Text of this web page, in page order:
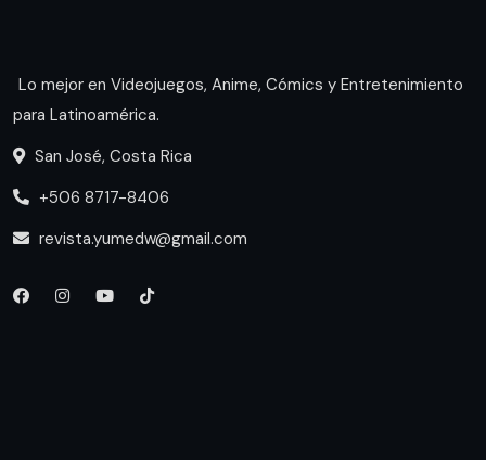
Lo mejor en Videojuegos, Anime, Cómics y Entretenimiento
para Latinoamérica.
San José, Costa Rica
+506 8717-8406
revista.yumedw@gmail.com